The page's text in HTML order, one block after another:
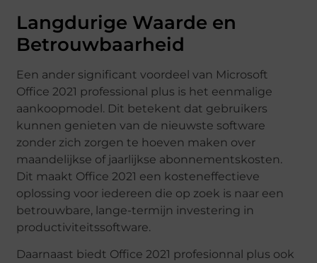
Langdurige Waarde en
Betrouwbaarheid
Een ander significant voordeel van Microsoft
Office 2021 professional plus is het eenmalige
aankoopmodel. Dit betekent dat gebruikers
kunnen genieten van de nieuwste software
zonder zich zorgen te hoeven maken over
maandelijkse of jaarlijkse abonnementskosten.
Dit maakt Office 2021 een kosteneffectieve
oplossing voor iedereen die op zoek is naar een
betrouwbare, lange-termijn investering in
productiviteitssoftware.
Daarnaast biedt Office 2021 profesionnal plus ook